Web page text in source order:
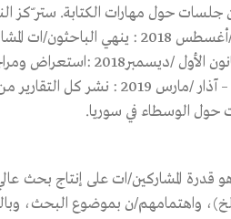
حول مهارات الكتابة. ستر ّكز
المسودة الأولى لتقاريرهم/ن.
:استعراض ومراجعة التقارير.
كانون الثاني /يناير – آذار /
الوسطاء في سوريا.
هو قدرة المشاركين/ات على إنتاج
واهتمامهم/ن بموضوع البحث،